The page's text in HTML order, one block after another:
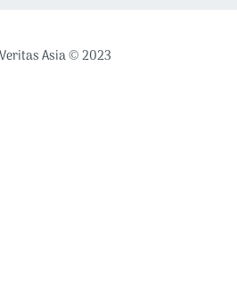
Asia © 2023